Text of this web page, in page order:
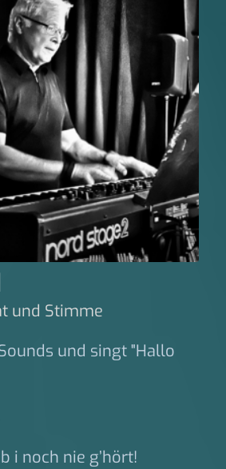
und Stimme
und singt "Hallo
i noch nie g’hört!